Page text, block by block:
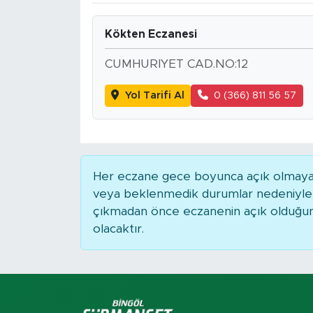
Kökten Eczanesi
CUMHURIYET CAD.NO:12
Yol Tarifi Al 0 (366) 811 56 57
Her eczane gece boyunca açık
veya beklenmedik durumlar
çıkmadan önce eczanenin açık
olacaktır.
Hava Durumu
Bingöl Kaza Haberleri